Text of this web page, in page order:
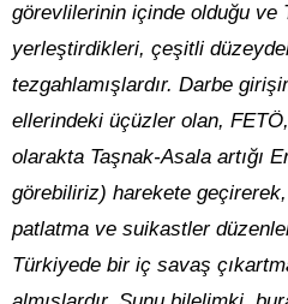
görevlilerinin içinde olduğu
yerleştirdikleri, çeşitli
tezgahlamışlardır. Darbe
ellerindeki üçüzler olan,
olarakta Taşnak-Asala artığı
görebiliriz) harekete
patlatma ve suikastler
Türkiyede bir iç savaş